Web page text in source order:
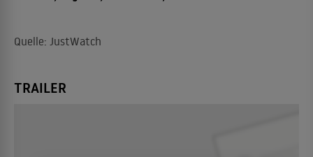
Quelle: JustWatch
TRAILER